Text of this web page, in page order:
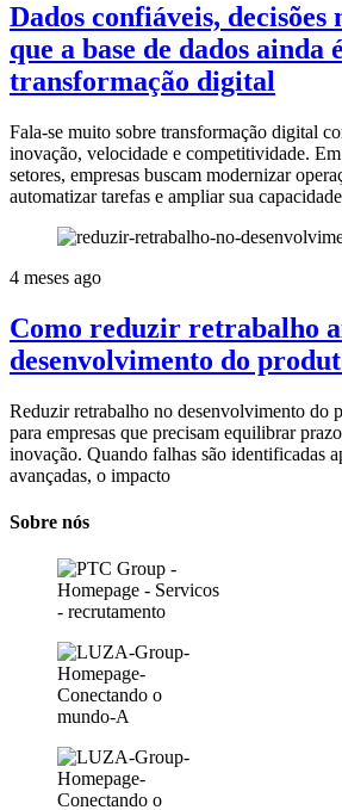
Dados confiáveis,
que a base de dados ainda
transformação digital
Fala-se muito sobre transformação digital
inovação, velocidade e competitividade.
setores, empresas buscam modernizar
automatizar tarefas e ampliar sua
4 meses ago
Como reduzir retrabalho
desenvolvimento do
Reduzir retrabalho no desenvolvimento do
para empresas que precisam equilibrar
inovação. Quando falhas são identificadas
avançadas, o impacto
Sobre nós